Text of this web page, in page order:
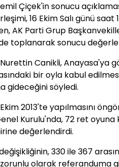
Çiçek'in sonucu
16 Ekim Salı günü saat
AK Parti Grup
toplanarak sonucu
Canikli, Anayasa'ya
bir oyla kabul
gideceğini söyledi.
2013'te yapılmasını
Kurulu'nda, 72 ret oyuna
değerlendirdi.
330 ile 367
olarak referanduma